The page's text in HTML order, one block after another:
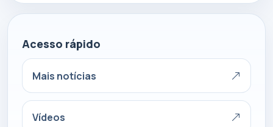
Acesso rápido
Mais notícias
Vídeos